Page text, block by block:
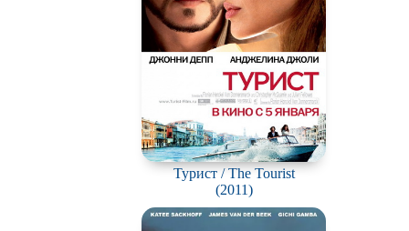
Турист / The Tourist
(2011)